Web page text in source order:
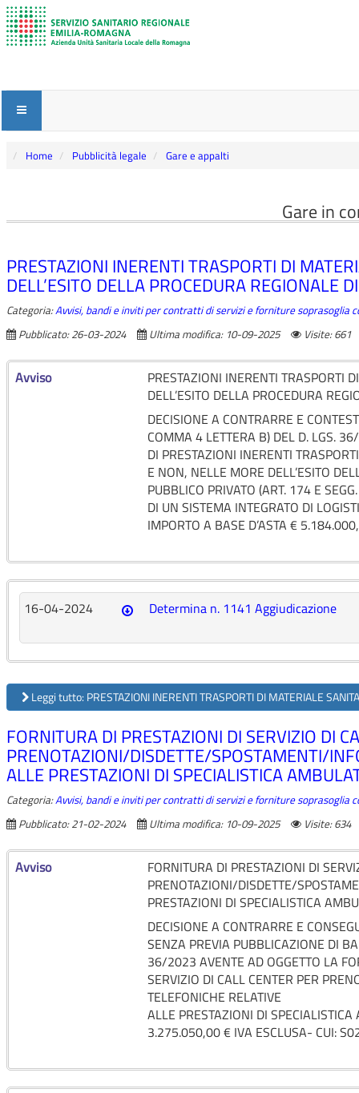
Home Pubblicità legale Gare e appalti
Gare in
PRESTAZIONI INERENTI TRASPORTI DI
DELL’ESITO DELLA PROCEDURA REGIONALE
Categoria:Avvisi, bandi e inviti per contratti di servizi e forniture soprasoglia
Pubblicato: 26-03-2024
Ultima modifica: 10-09-2025 Visite: 661
Avviso
PRESTAZIONI INERENTI TRASPORTI
DELL’ESITO DELLA PROCEDURA
DECISIONE A CONTRARRE E
COMMA 4 LETTERA B) DEL D. LGS.
DI PRESTAZIONI INERENTI
E NON, NELLE MORE DELL’ESITO
PUBBLICO PRIVATO (ART. 174 E
DI UN SISTEMA INTEGRATO DI
IMPORTO A BASE D’ASTA €
16-04-2024 Determina n. 1141 Aggiudicazione
Leggi tutto: PRESTAZIONI INERENTI TRASPORTI DI MATERIALE
FORNITURA DI PRESTAZIONI DI SERVIZIO DI
PRENOTAZIONI/DISDETTE/SPOSTAMENTI/
ALLE PRESTAZIONI DI SPECIALISTICA
Categoria:Avvisi, bandi e inviti per contratti di servizi e forniture soprasoglia
Pubblicato: 21-02-2024
Ultima modifica: 10-09-2025 Visite: 634
Avviso
FORNITURA DI PRESTAZIONI DI
PRENOTAZIONI/DISDETTE/
PRESTAZIONI DI SPECIALISTICA
DECISIONE A CONTRARRE E
SENZA PREVIA PUBBLICAZIONE DI
36/2023 AVENTE AD OGGETTO LA
SERVIZIO DI CALL CENTER PER
TELEFONICHE RELATIVE
ALLE PRESTAZIONI DI
3.275.050,00 € IVA ESCLUSA- CUI: